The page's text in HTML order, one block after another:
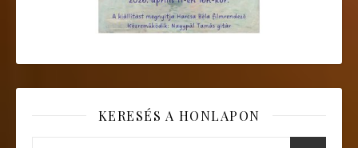
KERESÉS A HONLAPON